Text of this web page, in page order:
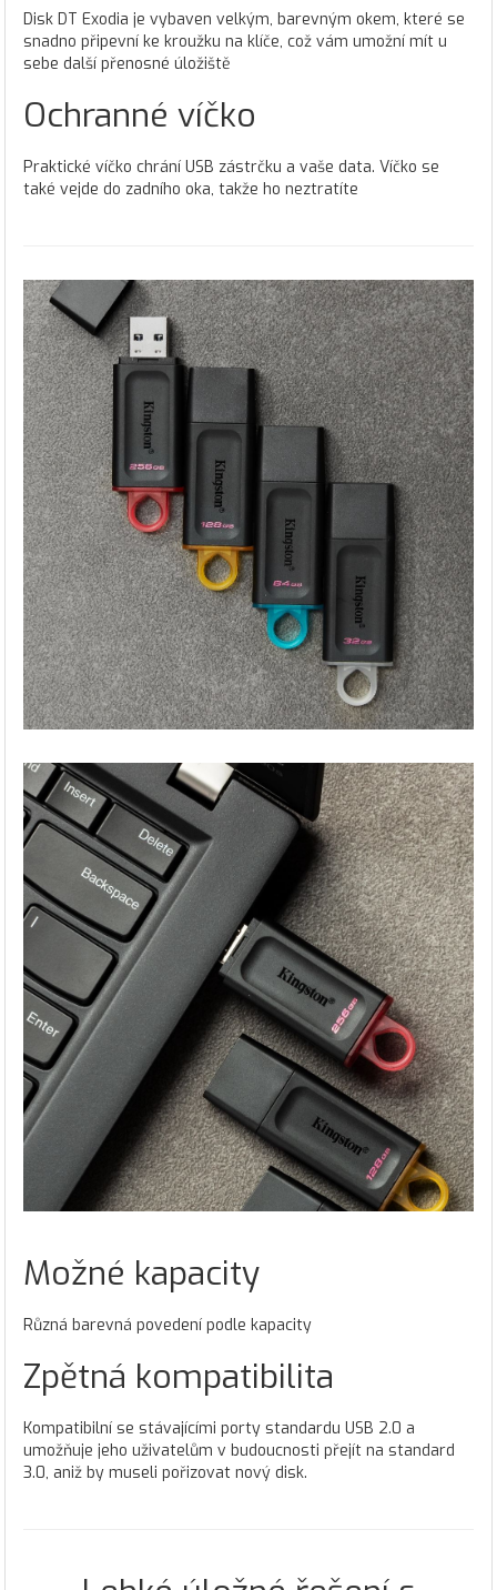
Disk DT Exodia je vybaven velkým, barevným okem, které se
snadno připevní ke kroužku na klíče, což vám umožní mít u
sebe další přenosné úložiště
Ochranné víčko
Praktické víčko chrání USB zástrčku a vaše data. Víčko se
také vejde do zadního oka, takže ho neztratíte
Možné kapacity
Různá barevná povedení podle kapacity
Zpětná kompatibilita
Kompatibilní se stávajícími porty standardu USB 2.0 a
umožňuje jeho uživatelům v budoucnosti přejít na standard
3.0, aniž by museli pořizovat nový disk.